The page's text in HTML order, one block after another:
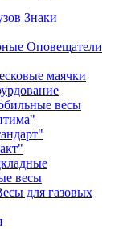
Знаки
Оповещатели
маячки
весы
весы
для газовых